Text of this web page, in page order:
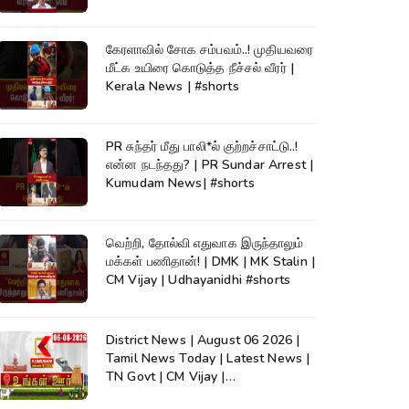
கேரளாவில் சோக சம்பவம்..! முதியவரை
மீட்க உயிரை கொடுத்த நீச்சல் வீரர் |
Kerala News | #shorts
PR சுந்தர் மீது பாலி*ல் குற்றச்சாட்டு..!
என்ன நடந்தது? | PR Sundar Arrest |
Kumudam News| #shorts
வெற்றி, தோல்வி எதுவாக இருந்தாலும்
மக்கள் பணிதான்! | DMK | MK Stalin |
CM Vijay | Udhayanidhi #shorts
District News | August 06 2026 |
Tamil News Today | Latest News |
TN Govt | CM Vijay |